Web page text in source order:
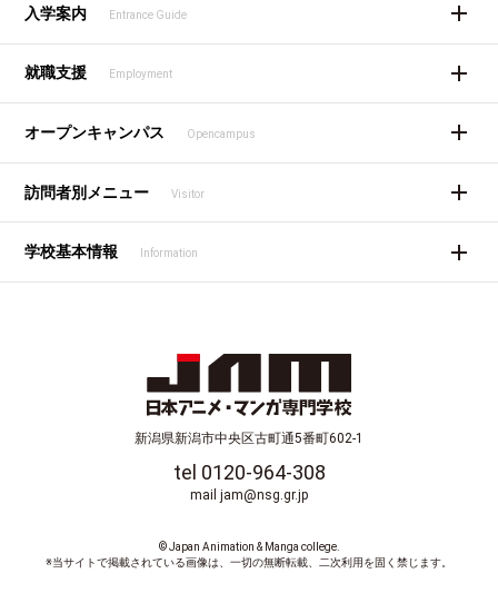
入学案内 Entrance Guide
就職支援 Employment
オープンキャンパス Opencampus
訪問者別メニュー Visitor
学校基本情報 Information
新潟県新潟市中央区古町通5番町602-1
tel 0120-964-308
mail jam@nsg.gr.jp
© Japan Animation & Manga college.
※当サイトで掲載されている画像は、一切の無断転載、二次利用を固く禁じます。